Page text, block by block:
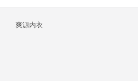
爽源内衣